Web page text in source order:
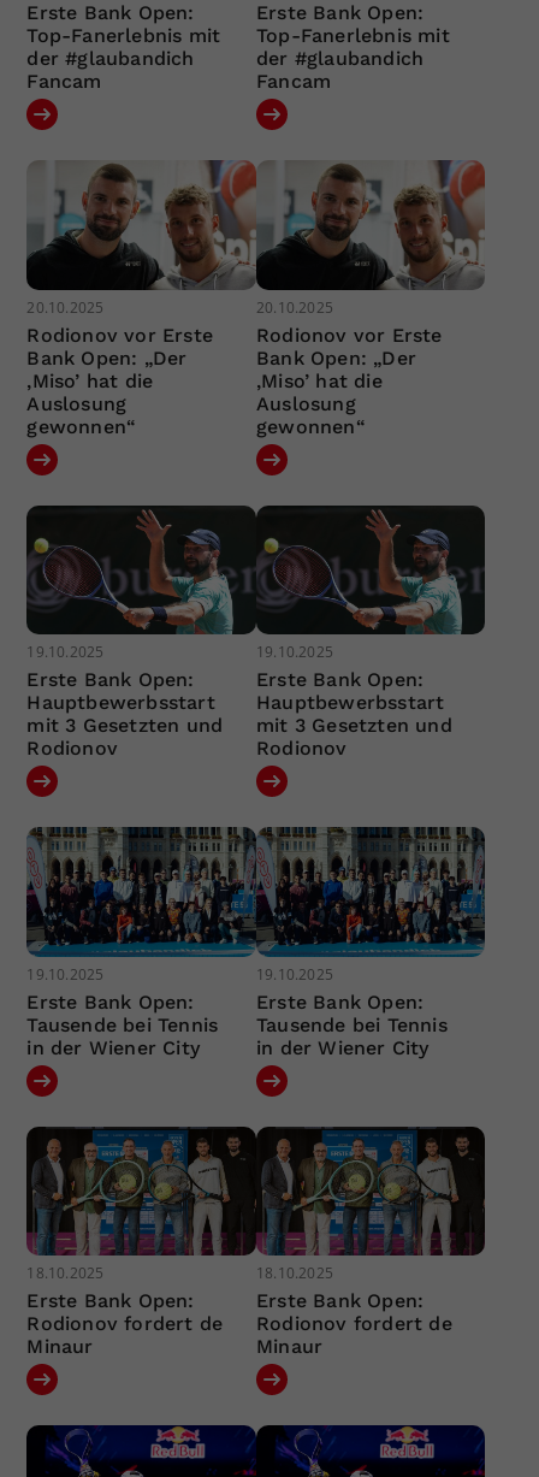
Erste Bank Open:
Top-Fanerlebnis mit
der #glaubandich
Fancam
Erste Bank Open:
Top-Fanerlebnis mit
der #glaubandich
Fancam
20.10.2025
Rodionov vor Erste
Bank Open: „Der
‚Miso’ hat die
Auslosung
gewonnen“
20.10.2025
Rodionov vor Erste
Bank Open: „Der
‚Miso’ hat die
Auslosung
gewonnen“
19.10.2025
Erste Bank Open:
Hauptbewerbsstart
mit 3 Gesetzten und
Rodionov
19.10.2025
Erste Bank Open:
Hauptbewerbsstart
mit 3 Gesetzten und
Rodionov
19.10.2025
Erste Bank Open:
Tausende bei Tennis
in der Wiener City
19.10.2025
Erste Bank Open:
Tausende bei Tennis
in der Wiener City
18.10.2025
Erste Bank Open:
Rodionov fordert de
Minaur
18.10.2025
Erste Bank Open:
Rodionov fordert de
Minaur